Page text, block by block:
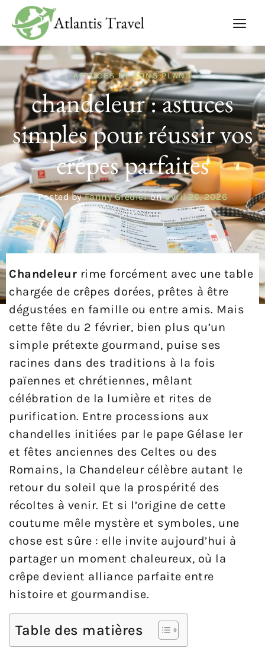
ASTUCES ET BONS PLANS
chandeleur : astuces
simples pour réussir vos
crêpes parfaites
Posted by Fanny Gredier on avril 26, 2026
Chandeleur rime forcément avec une table
chargée de crêpes dorées, prêtes à être
dégustées en famille ou entre amis. Mais
cette fête du 2 février, bien plus qu’un
simple prétexte gourmand, puise ses
racines dans des traditions à la fois
païennes et chrétiennes, mêlant
célébration de la lumière et rites de
purification. Entre processions aux
chandelles initiées par le pape Gélase Ier
et fêtes anciennes des Celtes ou des
Romains, la Chandeleur célèbre autant le
retour du soleil que la prospérité des
récoltes à venir. Et si l’origine de cette
coutume mêle mystère et symboles, une
chose est sûre : elle invite aujourd’hui à
partager un moment chaleureux, où la
crêpe devient alliance parfaite entre
histoire et gourmandise.
Table des matières